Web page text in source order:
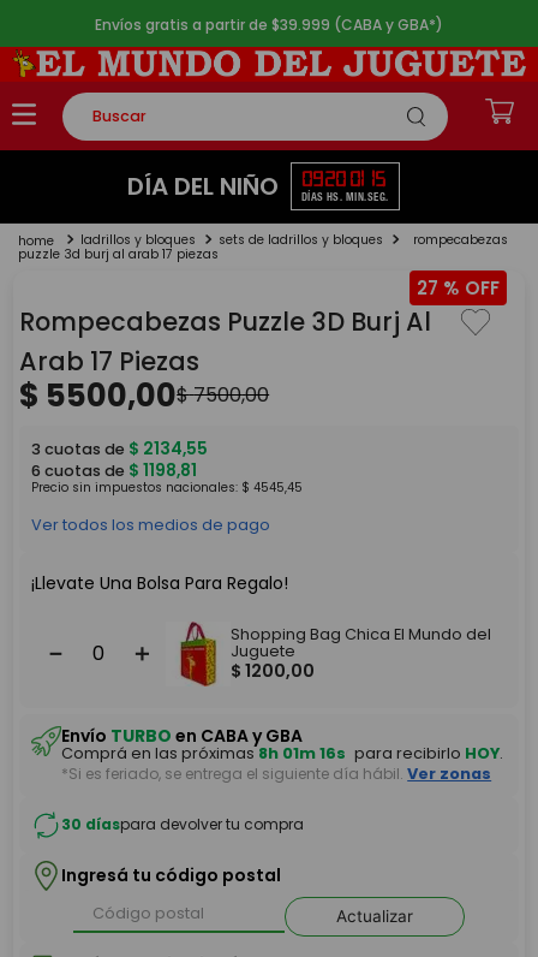
Envíos gratis a partir de $39.999 (CABA y GBA*)
Buscar
TÉRMINOS MÁS BUSCADOS
2.
lego
4.
monopatin
5. toy story
DÍA DEL NIÑO 09
DÍAS
20
HS.
01
MIN.
15
SEG.
ladrillos y bloques sets de ladrillos y bloques rompecabezas
puzzle 3d burj al arab 17 piezas
27 %
Rompecabezas Puzzle 3D Burj Al
Arab 17 Piezas
$ 5500,00$7500,00
3 cuotas de $ 2134,55
6 cuotas de $ 1198,81
Precio sin impuestos nacionales: $ 4545,45
Ver todos los medios de pago
¡Llevate Una Bolsa Para Regalo!
＋
－
Shopping Bag Chica El Mundo del
Juguete
$ 1200,00
Envío TURBO en CABA y GBA
Comprá en las próximas8h 01m 16s para recibirlo HOY.
*Si es feriado, se entrega el siguiente día hábil. Ver zonas
30 díaspara devolver tu compra
Ingresá tu código postal
Actualizar